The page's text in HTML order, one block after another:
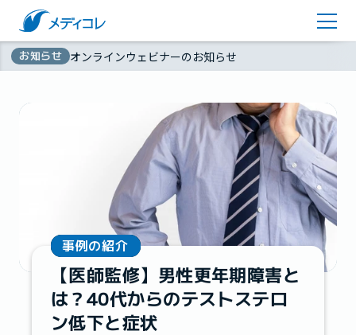
お知らせ オンラインウェビナーのお知らせ
お問い合わせ
資料ダウンロード
事例の紹介
【医師監修】男性更年期障害と
は？40代からのテストステロ
ン低下と症状